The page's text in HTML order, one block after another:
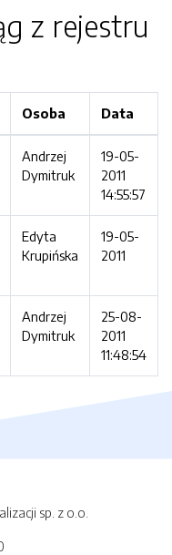
z rejestru
Osoba Data
Andrzej
Dymitruk
19-05-
2011
14:55:57
Edyta
Krupińska
19-05-
2011
Andrzej
Dymitruk
25-08-
2011
11:48:54
sp. z o.o.